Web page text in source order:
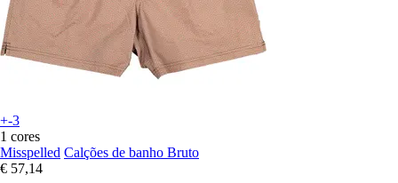
+-3
1 cores
Misspelled Calções de banho Bruto
€ 57,14